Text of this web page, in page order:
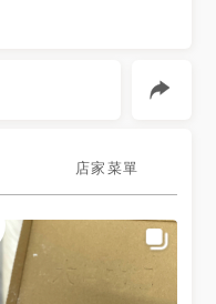
店家菜單